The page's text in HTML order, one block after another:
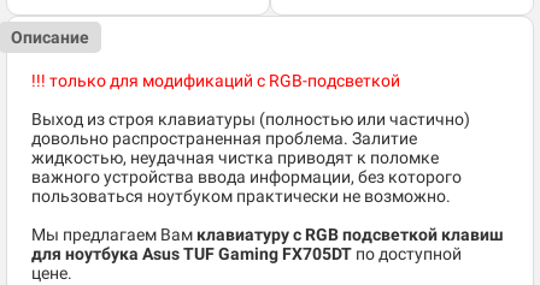
Описание
!!! только для модификаций с RGB-подсветкой
Выход из строя клавиатуры (полностью или частично)
довольно распространенная проблема. Залитие
жидкостью, неудачная чистка приводят к поломке
важного устройства ввода информации, без которого
пользоваться ноутбуком практически не возможно.
Мы предлагаем Вам клавиатуру с RGB подсветкой клавиш
для ноутбука Asus TUF Gaming FX705DT по доступной
цене.